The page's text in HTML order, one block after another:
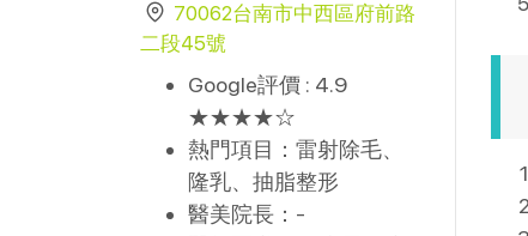
70062台南市中西區府前路
二段45號
Google評價 : 4.9
★★★★☆
熱門項目：雷射除毛、
隆乳、抽脂整形
醫美院長：-